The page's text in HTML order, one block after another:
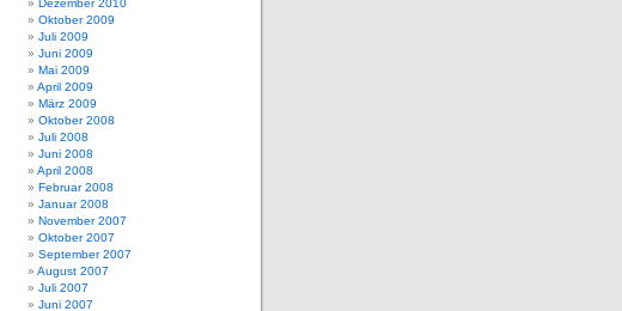
Dezember 2010
Oktober 2009
Juli 2009
Juni 2009
Mai 2009
April 2009
März 2009
Oktober 2008
Juli 2008
Juni 2008
April 2008
Februar 2008
Januar 2008
November 2007
Oktober 2007
September 2007
August 2007
Juli 2007
Juni 2007